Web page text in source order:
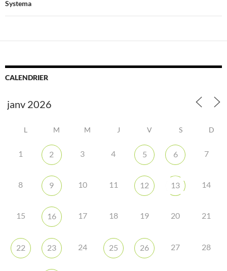
Systema
CALENDRIER
L M M J V S D
1 2 3 4 5 6 7
8 9 10 11 12 13 14
15 16 17 18 19 20 21
22 23 24 25 26 27 28